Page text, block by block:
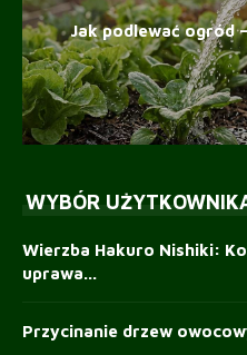
Jak podlewać ogród
WYBÓR
Wierzba Hakuro Nishiki:
uprawa...
Przycinanie drzew